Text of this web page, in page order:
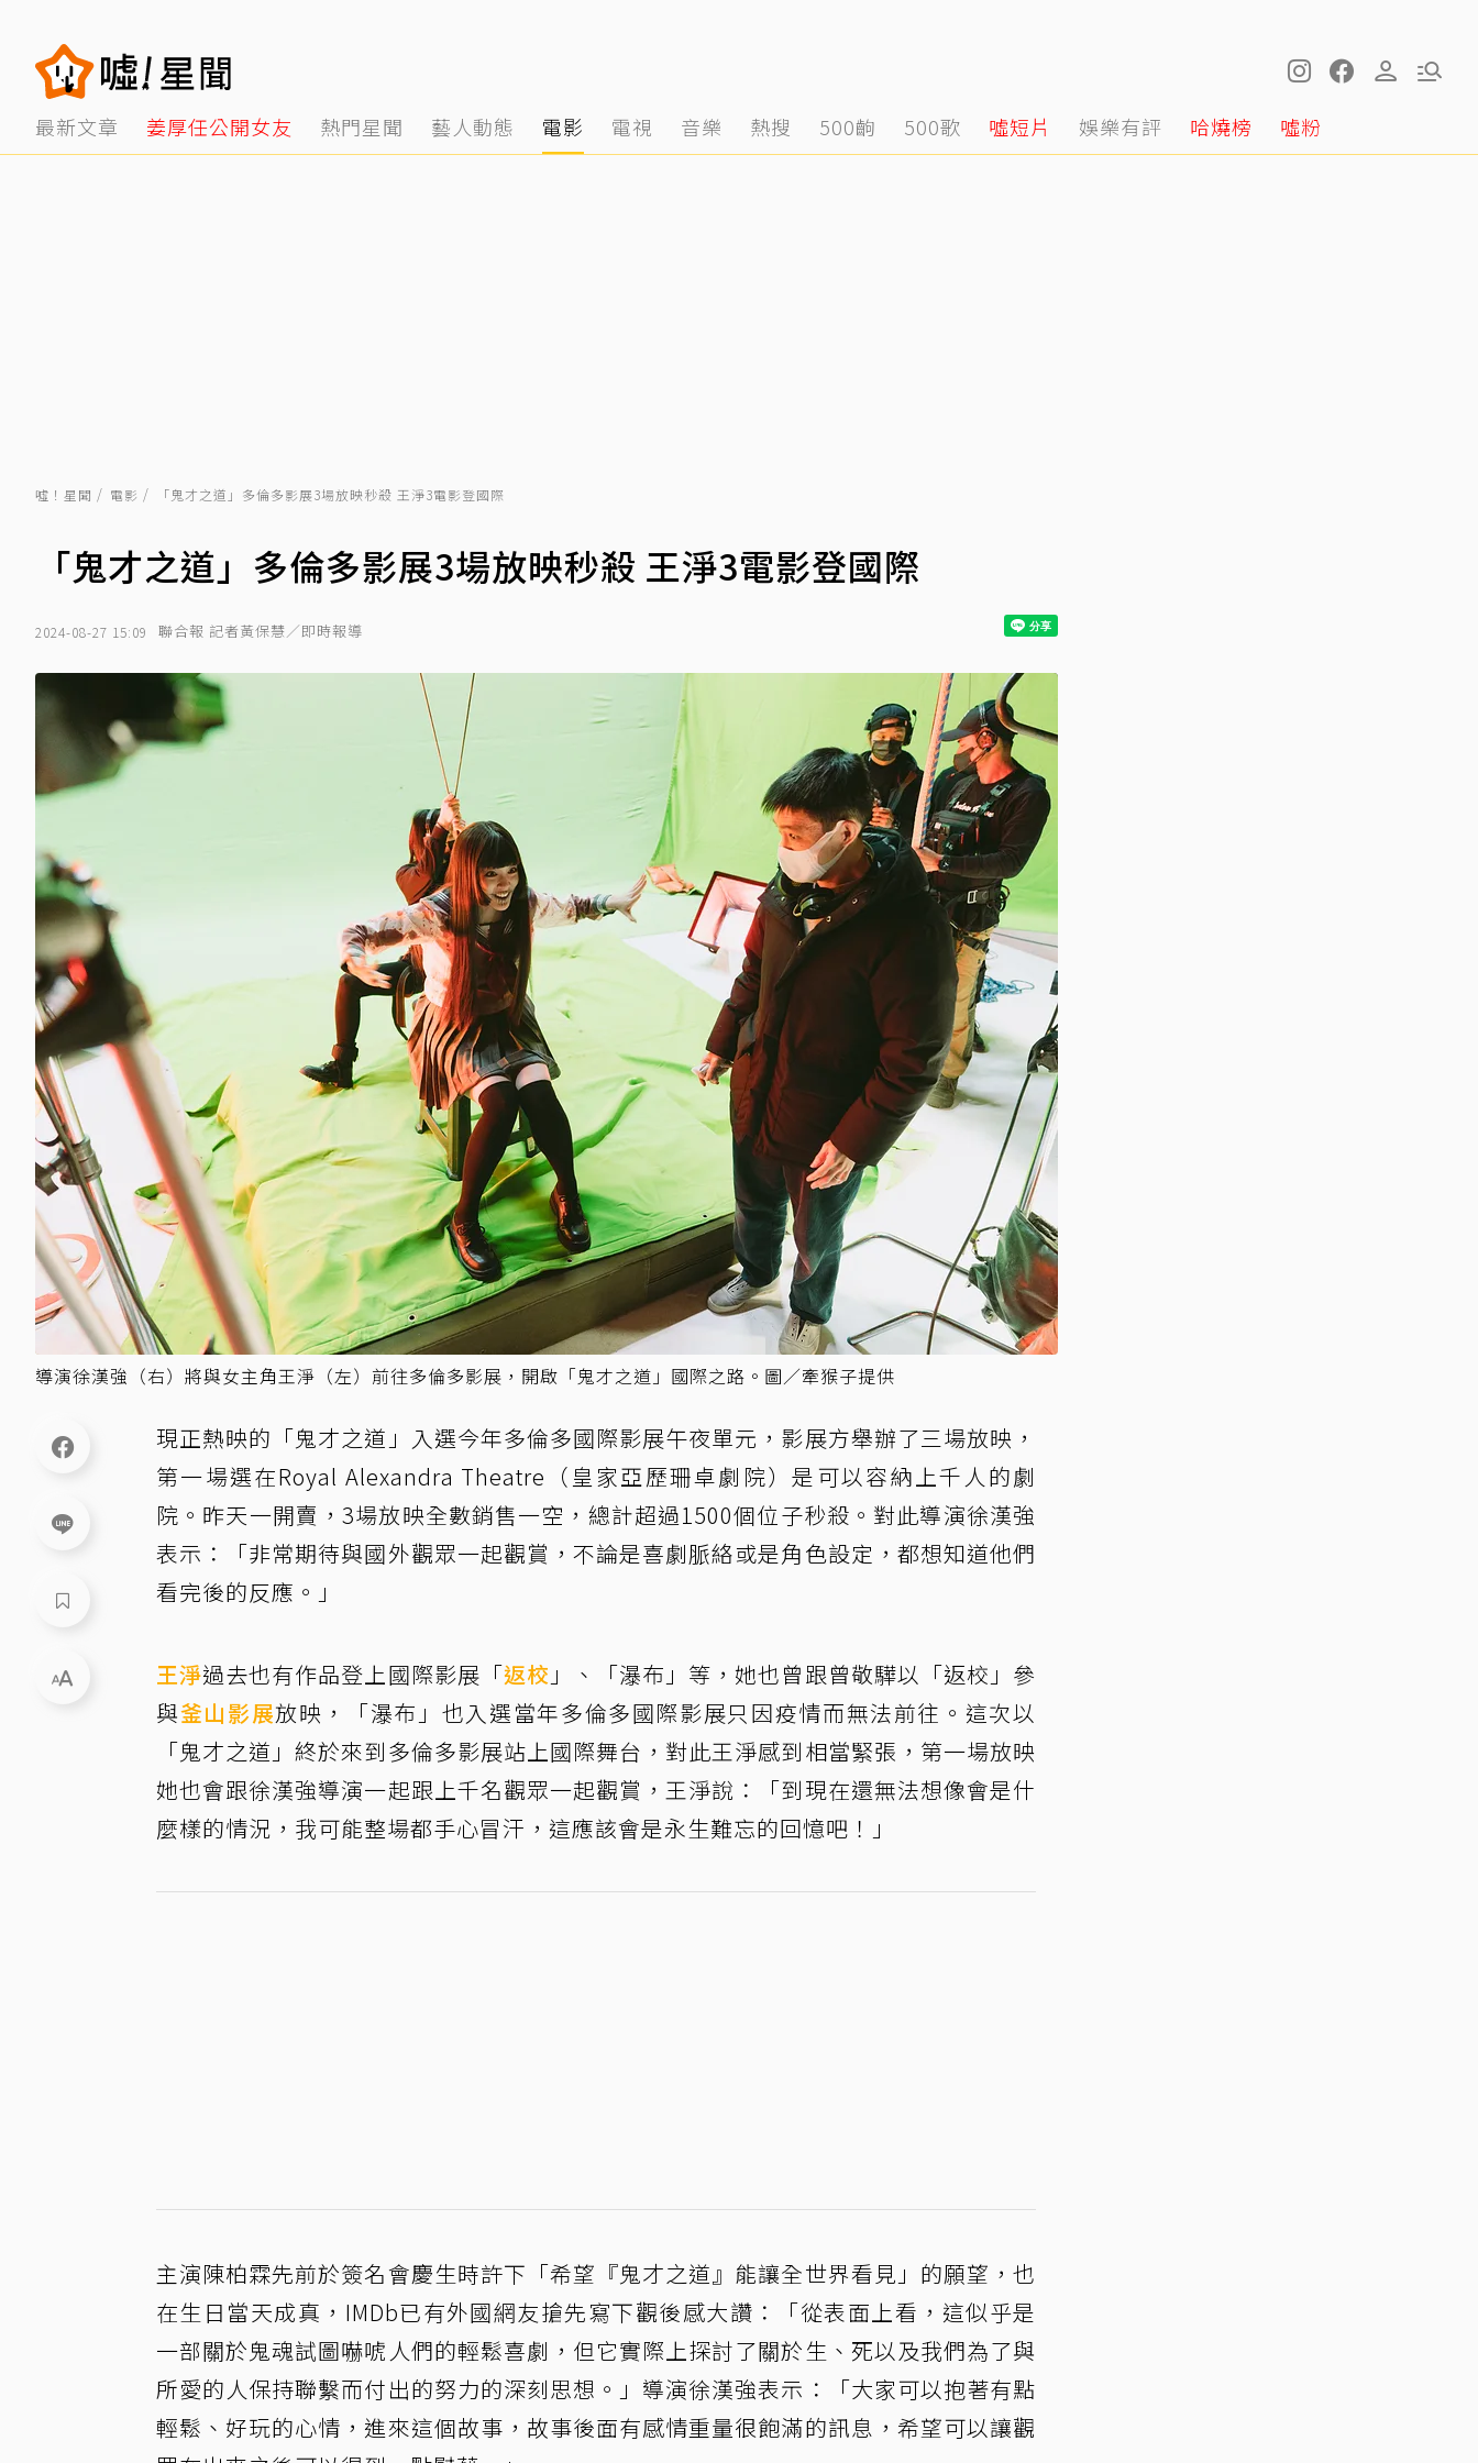
最新文章 姜厚任公開女友 熱門星聞 藝人動態 電影 電視 音樂 熱搜 500齣 500歌 噓短片 娛樂有評 哈燒榜 噓粉
噓！星聞 電影 「鬼才之道」多倫多影展3場放映秒殺 王淨3電影登國際
「鬼才之道」多倫多影展3場放映秒殺 王淨3電影登國際
2024-08-27 15:09 聯合報 記者黃保慧／即時報導
導演徐漢強（右）將與女主角王淨（左）前往多倫多影展，開啟「鬼才之道」國際之路。圖／牽猴子提供
現正熱映的「鬼才之道」入選今年多倫多國際影展午夜單元，影展方舉辦了三場放映，
第一場選在Royal Alexandra Theatre（皇家亞歷珊卓劇院）是可以容納上千人的劇
院。昨天一開賣，3場放映全數銷售一空，總計超過1500個位子秒殺。對此導演徐漢強
表示：「非常期待與國外觀眾一起觀賞，不論是喜劇脈絡或是角色設定，都想知道他們
看完後的反應。」
王淨過去也有作品登上國際影展「返校 」、「瀑布」等，她也曾跟曾敬驊以「返校」參
與釜山影展放映，「瀑布」也入選當年多倫多國際影展只因疫情而無法前往。這次以
「鬼才之道」終於來到多倫多影展站上國際舞台，對此王淨感到相當緊張，第一場放映
她也會跟徐漢強導演一起跟上千名觀眾一起觀賞，王淨說：「到現在還無法想像會是什
麼樣的情況，我可能整場都手心冒汗，這應該會是永生難忘的回憶吧！」
主演陳柏霖先前於簽名會慶生時許下「希望『鬼才之道』能讓全世界看見」的願望，也
在生日當天成真，IMDb已有外國網友搶先寫下觀後感大讚：「從表面上看，這似乎是
一部關於鬼魂試圖嚇唬人們的輕鬆喜劇，但它實際上探討了關於生、死以及我們為了與
所愛的人保持聯繫而付出的努力的深刻思想。」導演徐漢強表示：「大家可以抱著有點
輕鬆、好玩的心情，進來這個故事，故事後面有感情重量很飽滿的訊息，希望可以讓觀